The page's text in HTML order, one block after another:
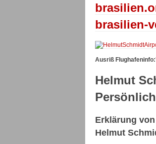
brasilien-
Ausriß
Helmut
Erklärung
Helmut